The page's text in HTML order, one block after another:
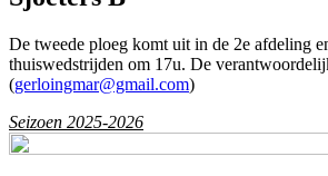
De tweede ploeg komt uit in de 2e afdeling
thuiswedstrijden om 17u. De
(gerloingmar@gmail.com)
Seizoen 2025-2026